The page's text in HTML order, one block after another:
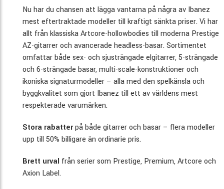
Nu har du chansen att lägga vantarna på några av Ibanez
mest eftertraktade modeller till kraftigt sänkta priser. Vi har
allt från klassiska Artcore-hollowbodies till moderna Prestige
AZ-gitarrer och avancerade headless-basar. Sortimentet
omfattar både sex- och sjusträngade elgitarrer, 5-strängade
och 6-strängade basar, multi-scale-konstruktioner och
ikoniska signaturmodeller – alla med den spelkänsla och
byggkvalitet som gjort Ibanez till ett av världens mest
respekterade varumärken.
Stora rabatterpå både gitarrer och basar – flera modeller
upp till 50% billigare än ordinarie pris.
Brett urval från serier som Prestige, Premium, Artcore och
Axion Label.